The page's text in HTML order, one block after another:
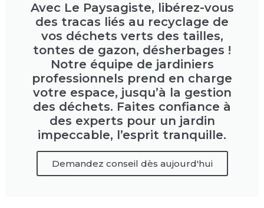
Avec Le Paysagiste, libérez-vous
des tracas liés au recyclage de
vos déchets verts des tailles,
tontes de gazon, désherbages !
Notre équipe de jardiniers
professionnels prend en charge
votre espace, jusqu’à la gestion
des déchets. Faites confiance à
des experts pour un jardin
impeccable, l’esprit tranquille.
Demandez conseil dès aujourd'hui